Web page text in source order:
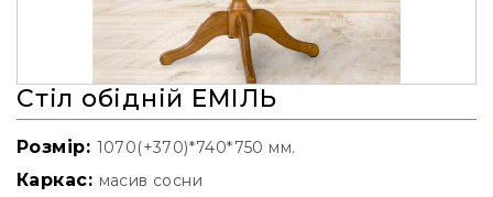
Стіл обідній ЕМІЛЬ
Розмір: 1070(+370)*740*750 мм.
Каркас: масив сосни